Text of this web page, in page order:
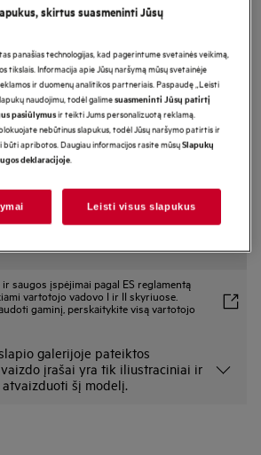
60 cm 6000
„FlexiBridge®“ galite sujungti iki keturių
užvirus sparčiai pereina prie lėto virimo
saugos įspėjimai pagal ES reglamentą
vartotojo vadovo I ir II skyriuose.
gaminį, perskaitykite visą vartotojo
galerijoje pateiktos
įrašai yra tik iliustraciniai ir
šį modelį.
skirtus suasmeninti Jūsų
panašias technologijas, kad pagerintume svetainės veikimą,
tikslais. Informacija apie Jūsų naršymą mūsų svetainėje
ir duomenų analitikos partneriais. Paspaudę „Leisti
naudojimu, todėl galimesuasmeninti Jūsų patirtį
pasiūlymusir teikti Jums personalizuotą reklamą.
nebūtinus slapukus, todėl Jūsų naršymo patirtis ir
būti apribotos. Daugiau informacijos rasite mūsųSlapukų
deklaracijoje.
Leisti visus slapukus